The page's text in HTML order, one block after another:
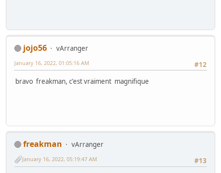
jojo56
vArranger
#12
January 16, 2022, 01:05:16 AM
bravo freakman, c'est vraiment magnifique
freakman
vArranger
#13
January 16, 2022, 05:19:47 AM